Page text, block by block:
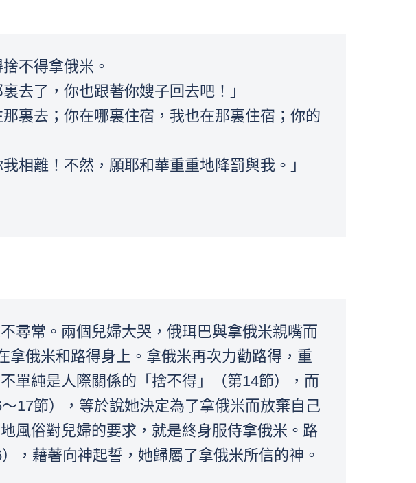
不得拿俄米。
去了，你也跟著你嫂子回去吧！」
裏去；你在哪裏住宿，我也在那裏住宿；你的
相離！不然，願耶和華重重地降罰與我。」
尋常。兩個兒婦大哭，俄珥巴與拿俄米親嘴而
拿俄米和路得身上。拿俄米再次力勸路得，重
單純是人際關係的「捨不得」（第14節），而
17節），等於說她決定為了拿俄米而放棄自己
風俗對兒婦的要求，就是終身服侍拿俄米。路
，藉著向神起誓，她歸屬了拿俄米所信的神。